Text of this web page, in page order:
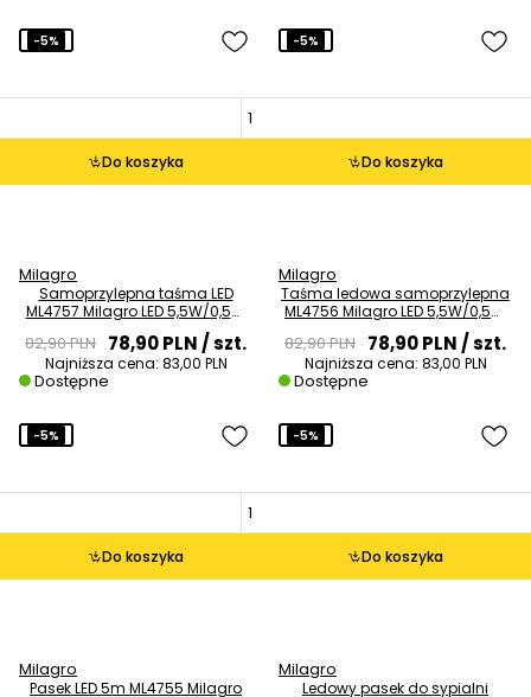
Do koszyka
-5%
Milagro
Samoprzylepna taśma LED
ML4757 Milagro LED 5,5W/0,5m
82,90 PLN 78,90 PLN/ szt.
Najniższa cena: 83,00 PLN
Dostępne
Do koszyka
-5%
Milagro
Taśma ledowa samoprzylepna
ML4756 Milagro LED 5,5W/0,5m
82,90 PLN 78,90 PLN/ szt.
Najniższa cena: 83,00 PLN
Dostępne
Do koszyka
-5%
Milagro
Pasek LED 5m ML4755 Milagro
Do koszyka
-5%
Milagro
Ledowy pasek do sypialni